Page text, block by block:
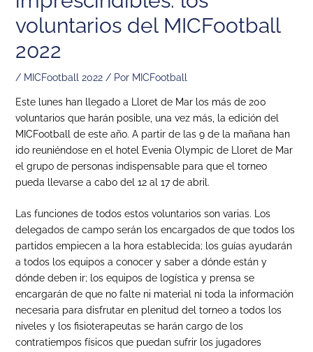
voluntarios del MICFootball
2022
/ MICFootball 2022/ Por MICFootball
Este lunes han llegado a Lloret de Mar los más de 200
voluntarios que harán posible, una vez más, la edición del
MICFootball de este año. A partir de las 9 de la mañana han
ido reuniéndose en el hotel Evenia Olympic de Lloret de Mar
el grupo de personas indispensable para que el torneo
pueda llevarse a cabo del 12 al 17 de abril.
Las funciones de todos estos voluntarios son varias. Los
delegados de campo serán los encargados de que todos los
partidos empiecen a la hora establecida; los guías ayudarán
a todos los equipos a conocer y saber a dónde están y
dónde deben ir; los equipos de logística y prensa se
encargarán de que no falte ni material ni toda la información
necesaria para disfrutar en plenitud del torneo a todos los
niveles y los fisioterapeutas se harán cargo de los
contratiempos físicos que puedan sufrir los jugadores